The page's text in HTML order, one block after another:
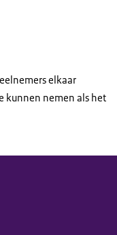
elkaar
kunnen nemen als het